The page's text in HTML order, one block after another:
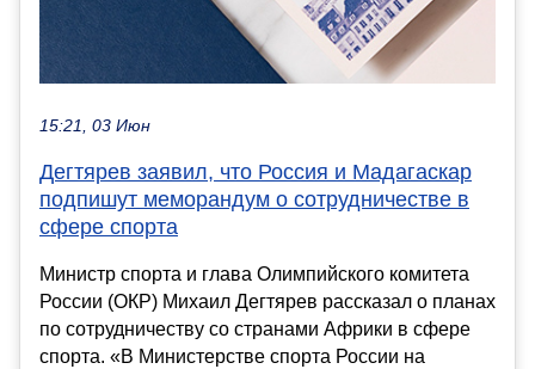
15:21, 03 Июн
Дегтярев заявил, что Россия и Мадагаскар
подпишут меморандум о сотрудничестве в
сфере спорта
Министр спорта и глава Олимпийского комитета
России (ОКР) Михаил Дегтярев рассказал о планах
по сотрудничеству со странами Африки в сфере
спорта. «В Министерстве спорта России на